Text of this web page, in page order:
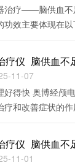
治疗——脑供血不
效主要体现在以
疗仪_脑供血不
11-07
好得快 奥博经颅
疗和改善症状的
疗仪_脑供血不
11-01